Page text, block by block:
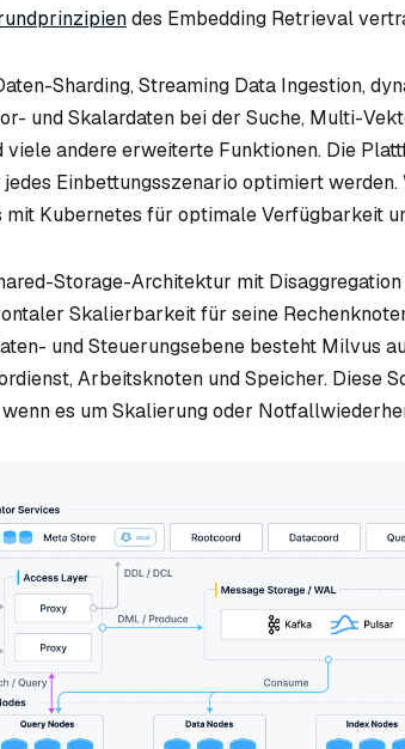
des Embedding Retrieval
Sharding, Streaming Data Ingestion,
und Skalardaten bei der Suche, Multi-
viele andere erweiterte Funktionen. Die
Einbettungsszenario optimiert
Kubernetes für optimale Verfügbarkeit
Storage-Architektur mit
Skalierbarkeit für seine
und Steuerungsebene besteht Milvus
Arbeitsknoten und Speicher. Diese
es um Skalierung oder